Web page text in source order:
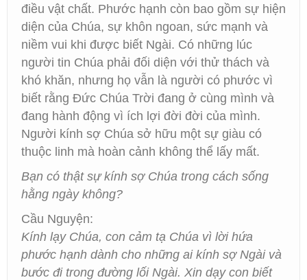
điều vật chất. Phước hạnh còn bao gồm sự hiện
diện của Chúa, sự khôn ngoan, sức mạnh và
niềm vui khi được biết Ngài. Có những lúc
người tin Chúa phải đối diện với thử thách và
khó khăn, nhưng họ vẫn là người có phước vì
biết rằng Đức Chúa Trời đang ở cùng mình và
đang hành động vì ích lợi đời đời của mình.
Người kính sợ Chúa sở hữu một sự giàu có
thuộc linh mà hoàn cảnh không thể lấy mất.
Bạn có thật sự kính sợ Chúa trong cách sống
hằng ngày không?
Cầu Nguyện:
Kính lạy Chúa, con cảm tạ Chúa vì lời hứa
phước hạnh dành cho những ai kính sợ Ngài và
bước đi trong đường lối Ngài. Xin dạy con biết